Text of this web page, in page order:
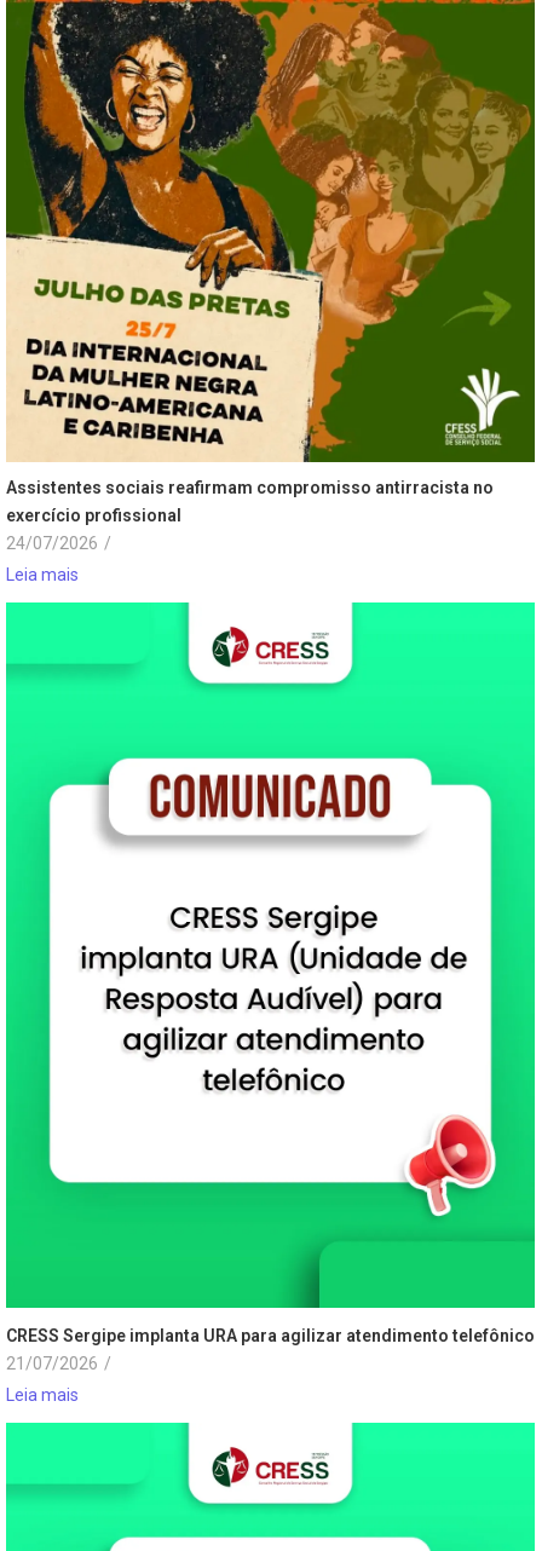
Assistentes sociais reafirmam compromisso antirracista no
exercício profissional
24/07/2026 /
Leia mais
CRESS Sergipe implanta URA para agilizar atendimento telefônico
21/07/2026 /
Leia mais